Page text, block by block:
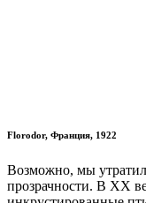
Florodor, Франция, 1922
Возможно, мы
прозрачности. В ХХ